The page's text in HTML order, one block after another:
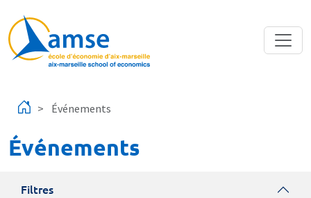
Événements
Événements
Filtres